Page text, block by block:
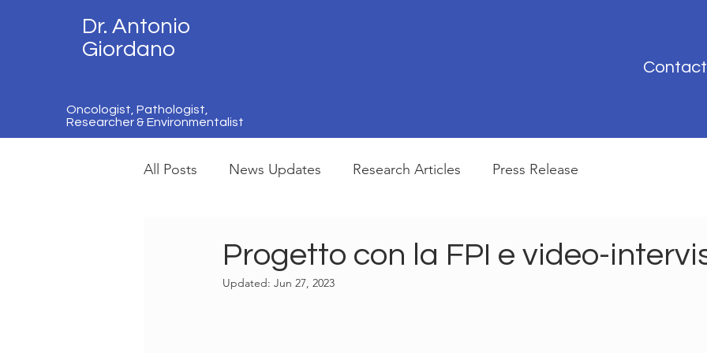
Dr. Antonio
Giordano
Contact
Oncologist, Pathologist,
Researcher & Environmentalist
All Posts News Updates Research Articles Press Release
Progetto con la FPI e video-
Updated: Jun 27, 2023